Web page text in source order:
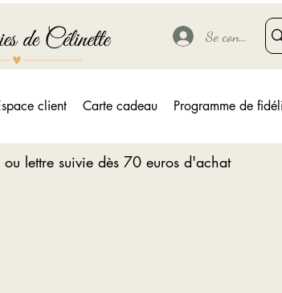
Se connecter
client Carte cadeau Programme de
ou lettre suivie dès 70 euros d'achat